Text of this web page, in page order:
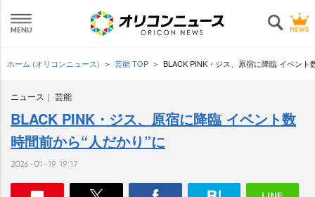
ホーム (オリコンニュース) 芸能 TOP BLACK PINK・ジス、原宿に降臨 イベント
ニュース 芸能
BLACK PINK・ジス、原宿に降臨 イベント数
時間前から“人だかり”に
2026-01-19 19:17